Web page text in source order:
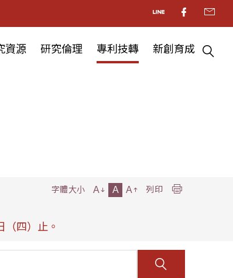
資源 研究倫理 專利技轉 新創育成
四）止。
字體大小 A A A 列印